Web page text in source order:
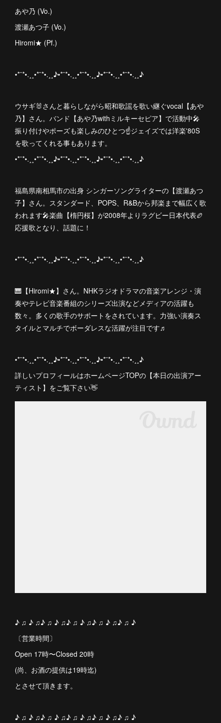
あや乃 (Vo.)
渡瀬あつ子 (Vo.)
Hiromi★ (Pf.)
•*¨*•.¸¸•*¨*•.¸¸♪•*¨*•.¸¸•*¨*•.¸¸♪•*¨*•.¸¸•*¨*•.¸¸♪
ウサギ🐰さんと暮らしながら昭和歌謡を歌い継ぐvocal【あや
乃】さん。バンド【あや乃withミルキーセピア】で活動中🎤
振り付けやポーズも楽しみのひとつ☝️ジェイズでは洋楽'80S
を歌ってくれる事もあります。
•*¨*•.¸¸•*¨*•.¸¸♪•*¨*•.¸¸•*¨*•.¸¸♪•*¨*•.¸¸•*¨*•.¸¸♪
福島県南相馬市の出身 シンガーソングライターの【渡瀬あつ
子】さん。スタンダード、POPS、R&Bから邦楽まで幅広く歌
われます🎤楽曲【楕円桜】が2008年よりラグビー日本代表🏉
応援歌となり、話題に！
•*¨*•.¸¸•*¨*•.¸¸♪•*¨*•.¸¸•*¨*•.¸¸♪•*¨*•.¸¸•*¨*•.¸¸♪
🎹【Hiromi★】さん。NHKラジオドラマの音楽アレンジ・演
奏やテレビ音楽番組のシリーズ出演などメディアの活躍も
数々。多くの歌手のサポートをされています。力強い演奏ス
タイルとマルチでボーダレスな活躍が注目です♬
•*¨*•.¸¸•*¨*•.¸¸♪•*¨*•.¸¸•*¨*•.¸¸♪•*¨*•.¸¸•*¨*•.¸¸♪
詳しいプロフィールはホームページTOPの【本日の出演アー
ティスト】をご覧下さい👋
♪ ♫ ♪ ♫♪ ♫ ♪ ♫♪ ♫ ♪ ♫♪ ♫ ♪ ♫♪ ♫ ♪
〔営業時間〕
Open 17時〜Closed 20時
(尚、お酒の提供は19時迄)
とさせて頂きます。
♪ ♫ ♪ ♫♪ ♫ ♪ ♫♪ ♫ ♪ ♫♪ ♫ ♪ ♫♪ ♫ ♪